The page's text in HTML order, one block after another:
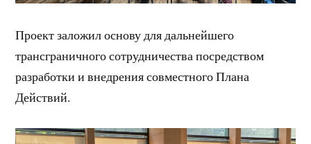
Проект заложил основу для дальнейшего
трансграничного сотрудничества посредством
разработки и внедрения совместного Плана
Действий.